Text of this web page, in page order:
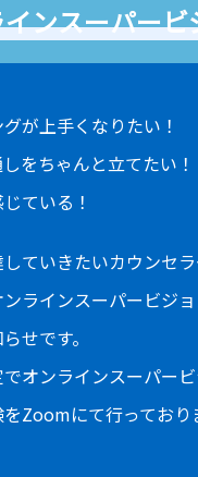
ンスーパー
が上手くなりたい！
をちゃんと立てたい！
ている！
ていきたいカウンセ
ラインスーパービジ
せです。
オンラインスーパー
をZoomにて行っており